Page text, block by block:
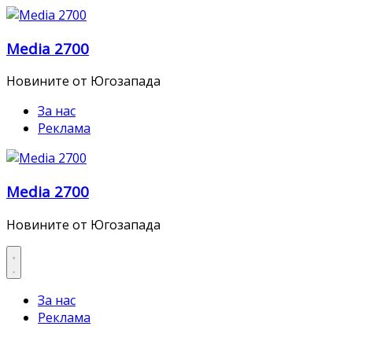
Skip
content
Media 2700
Новините от Югозапада
За нас
Реклама
Media 2700
Новините от Югозапада
За нас
Реклама